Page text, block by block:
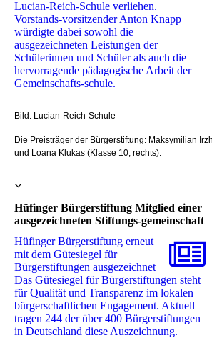
Lucian-Reich-Schule verliehen.
Vorstands-vorsitzender Anton Knapp
würdigte dabei sowohl die
ausgezeichneten Leistungen der
Schülerinnen und Schüler als auch die
hervorragende pädagogische Arbeit der
Gemeinschafts-schule.
Bild: Lucian-Reich-Schule
Die Preisträger der Bürgerstiftung: Maksymilian
und Loana Klukas (Klasse 10, rechts).
Hüfinger Bürgerstiftung Mitglied einer
ausgezeichneten Stiftungs-gemeinschaft
Hüfinger Bürgerstiftung erneut
mit dem Gütesiegel für
Bürgerstiftungen ausgezeichnet ‎
Das Gütesiegel für Bürgerstiftungen steht
für Qualität und Transparenz im lokalen
‎bürgerschaftlichen Engagement. Aktuell
tragen 244 der über 400 Bürgerstiftungen
in Deutschland ‎diese Auszeichnung. ‎